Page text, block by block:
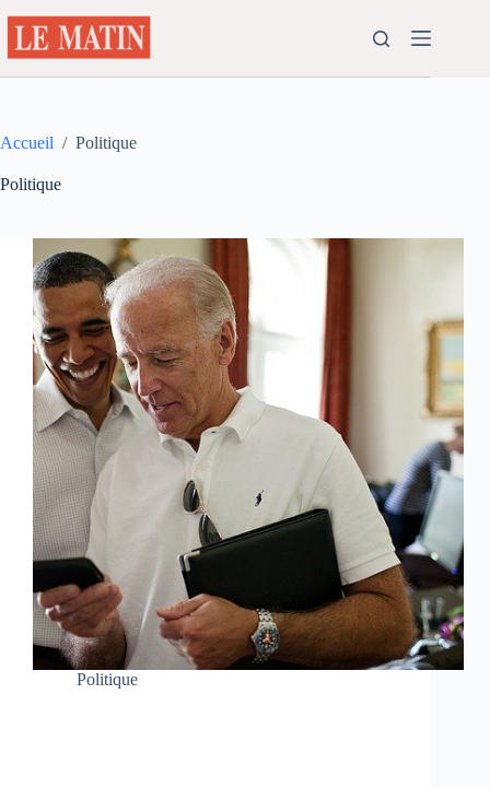
au
contenu
Accueil / Politique
Politique
Politique